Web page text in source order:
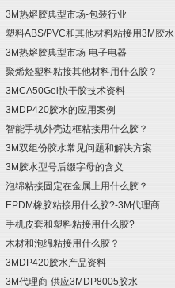
3M热熔胶典型市场-包装行业
塑料ABS/PVC和其他材料粘接用3M胶水
3M热熔胶典型市场-电子电器
聚烯烃塑料粘接其他材料用什么胶？
3MCA50Gel快干胶技术资料
3MDP420胶水的应用案例
智能手机外壳边框粘接用什么胶？
3M双组份胶水常见问题和解决方案
3M胶水型号后缀字母的含义
泡绵粘接固定在金属上用什么胶？
EPDM橡胶粘接用什么胶?-3M代理商
手机皮套和塑料粘接用什么胶?
木材和泡绵粘接用什么胶？
3MDP420胶水产品资料
3M代理商-供应3MDP8005胶水